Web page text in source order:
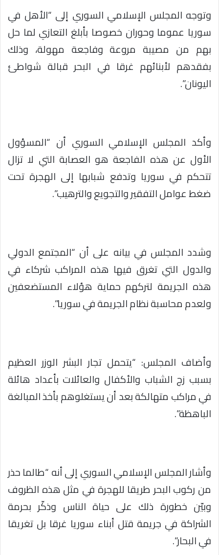
وتوجه المجلس الإسلامي السوري إلى “الأهل في
سوريا عموما وحوران خصوصا بأبلغ التعازي لما حل
بهم من مصيبة مروعة وفاجعة مهولة، وذلك
بفقدهم لأبنائهم غرقا في البحر قبالة شواطئ
اليونان”.
وأكد المجلس الإسلامي السوري أن “المسؤول
الأول عن هذه الفاجعة هو العصابة التي لا تزال
تتحكم في سوريا وتدفع شبابها إلى الهجرة تحت
ضغط عوامل التفقير والتجويع والترهيب”.
وشدد المجلس في بيانه على أن “المجتمع الدولي
والدول التي تغرق فيها هذه المراكب شركاء في
هذه الجريمة لتركهم حماية هؤلاء المستضعفين
ولعدم محاسبة نظام الجريمة في سوريا”.
وأضاف المجلس: “يتحمل تجار البشر الوزر العظيم
بسبب زج الشباب والأكفال والعائلات بأعداد هائلة
في مراكب متهالكة بعد أن يستغلوهم بأخذ المبالغة
الباهظة”.
وأشار المجلس الإسلامي السوري إلى أنه “طالما حذر
من ركوب البحر طريقا للهجرة في مثل هذه الظروف
وبيّن خطورة ذلك على حياة الناس وذكّر بحرمة
الشراكة في جريمة قتل أبناء سوريا غرقا بل تغريقا
في البحار”.